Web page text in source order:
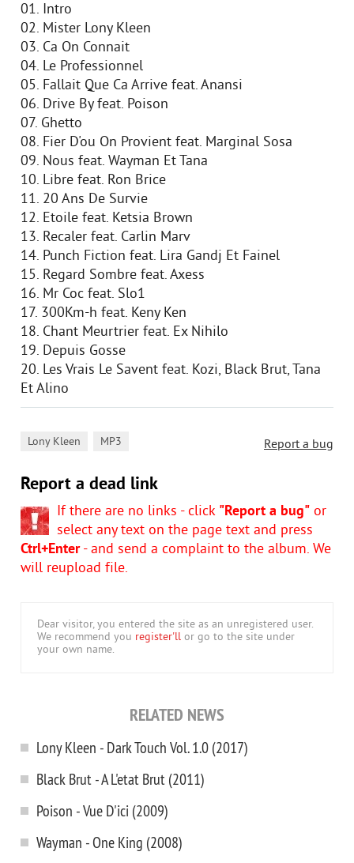
01. Intro
02. Mister Lony Kleen
03. Ca On Connait
04. Le Professionnel
05. Fallait Que Ca Arrive feat. Anansi
06. Drive By feat. Poison
07. Ghetto
08. Fier D'ou On Provient feat. Marginal Sosa
09. Nous feat. Wayman Et Tana
10. Libre feat. Ron Brice
11. 20 Ans De Survie
12. Etoile feat. Ketsia Brown
13. Recaler feat. Carlin Marv
14. Punch Fiction feat. Lira Gandj Et Fainel
15. Regard Sombre feat. Axess
16. Mr Coc feat. Slo1
17. 300Km-h feat. Keny Ken
18. Chant Meurtrier feat. Ex Nihilo
19. Depuis Gosse
20. Les Vrais Le Savent feat. Kozi, Black Brut, Tana
Et Alino
Report a bug
Lony Kleen MP3
Report a dead link
If there are no links - click "Report a bug" or
select any text on the page text and press
Ctrl+Enter- and send a complaint to the album. We
will reupload file.
Dear visitor, you entered the site as an unregistered user.
We recommend you register'll or go to the site under
your own name.
RELATED NEWS
Lony Kleen - Dark Touch Vol. 1.0 (2017)
Black Brut - A L'etat Brut (2011)
Poison - Vue D'ici (2009)
Wayman - One King (2008)